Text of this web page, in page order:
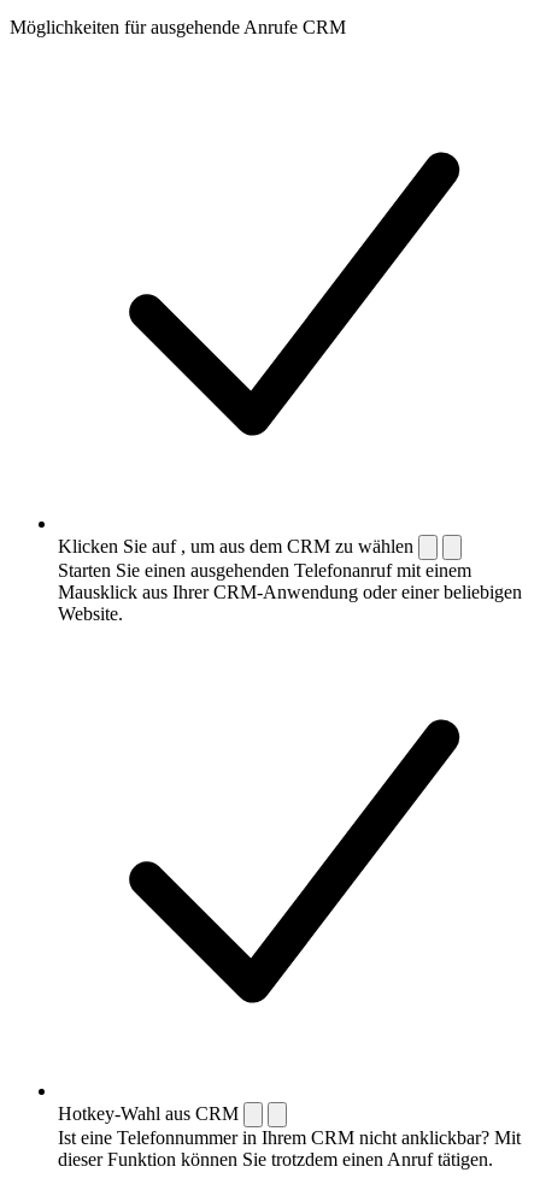
Möglichkeiten für ausgehende Anrufe CRM
Klicken Sie auf , um aus dem CRM zu wählen
Starten Sie einen ausgehenden Telefonanruf mit einem
Mausklick aus Ihrer CRM-Anwendung oder einer beliebigen
Website.
Hotkey-Wahl aus CRM
Ist eine Telefonnummer in Ihrem CRM nicht anklickbar? Mit
dieser Funktion können Sie trotzdem einen Anruf tätigen.